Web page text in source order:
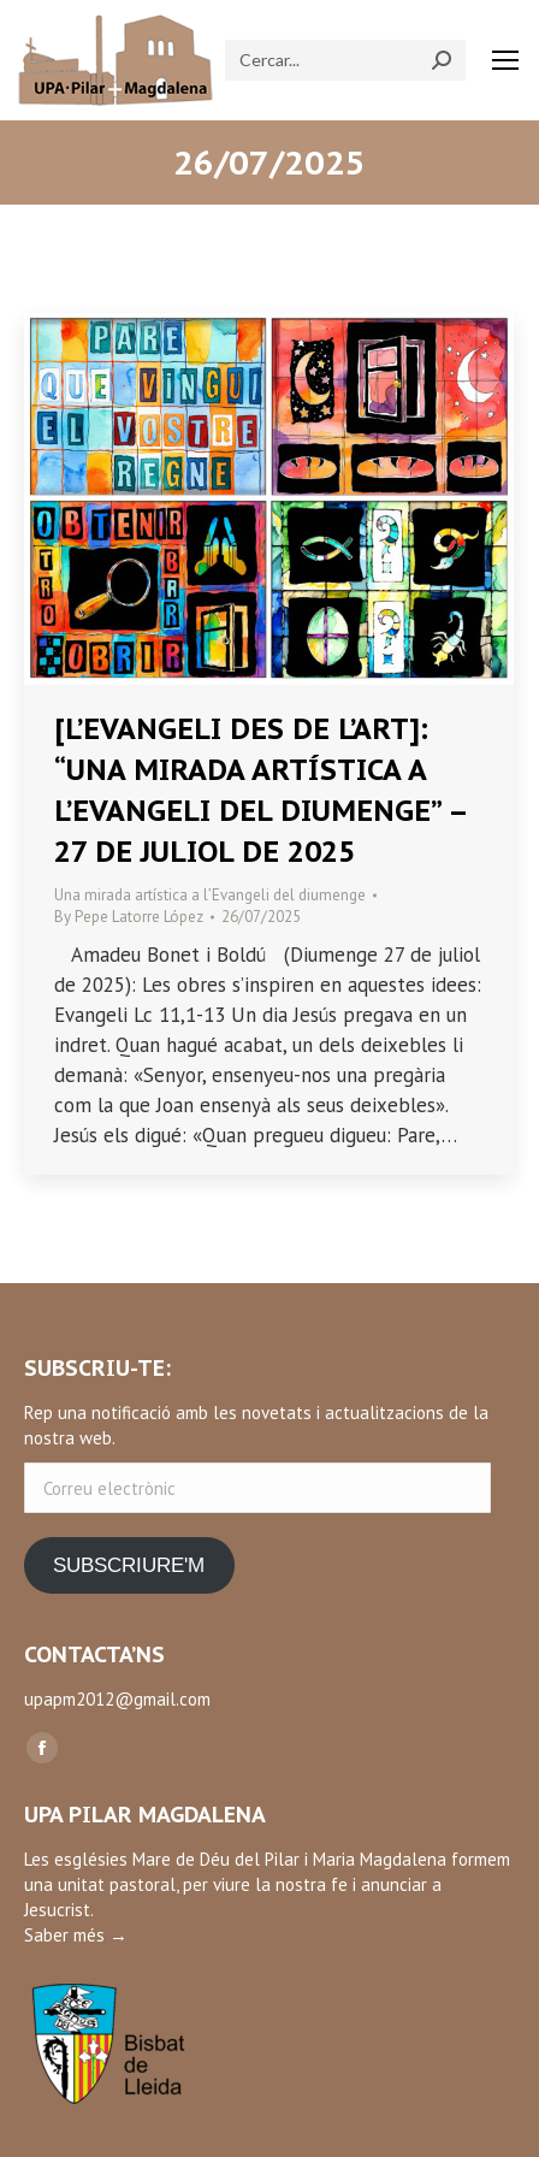
Search:
26/07/2025
[L’EVANGELI DES DE L’ART]:
“UNA MIRADA ARTÍSTICA A
L’EVANGELI DEL DIUMENGE” –
27 DE JULIOL DE 2025
Una mirada artística a l’Evangeli del diumenge
By Pepe Latorre López 26/07/2025
Amadeu Bonet i Boldú (Diumenge 27 de juliol
de 2025): Les obres s’inspiren en aquestes idees:
Evangeli Lc 11,1-13 Un dia Jesús pregava en un
indret. Quan hagué acabat, un dels deixebles li
demanà: «Senyor, ensenyeu-nos una pregària
com la que Joan ensenyà als seus deixebles».
Jesús els digué: «Quan pregueu digueu: Pare,…
SUBSCRIU-TE:
Rep una notificació amb les novetats i actualitzacions de la
nostra web.
electrònic
SUBSCRIURE'M
CONTACTA’NS
upapm2012@gmail.com
Find us on:
Facebook
opens
in
new
window
UPA PILAR MAGDALENA
Les esglésies Mare de Déu del Pilar i Maria Magdalena formem
una unitat pastoral, per viure la nostra fe i anunciar a
Jesucrist.
Saber més →